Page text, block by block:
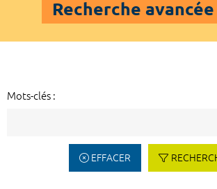
Recherche avancée
Mots-clés :
EFFACER